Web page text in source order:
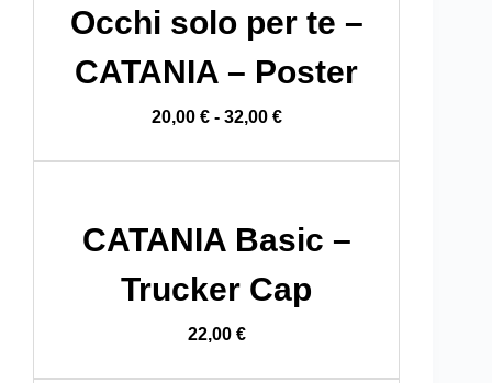
Occhi solo per te –
CATANIA – Poster
20,00 € - 32,00 €
CATANIA Basic –
Trucker Cap
22,00 €